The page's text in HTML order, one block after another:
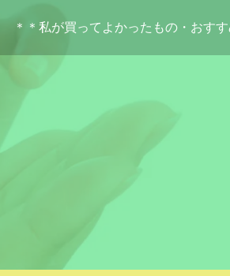
＊＊私が買ってよかったもの・おす